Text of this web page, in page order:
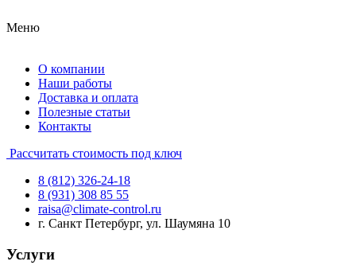
Меню
О компании
Наши работы
Доставка и оплата
Полезные статьи
Контакты
Рассчитать стоимость под ключ
8 (812) 326-24-18
8 (931) 308 85 55
raisa@climate-control.ru
г. Санкт Петербург, ул. Шаумяна 10
Услуги